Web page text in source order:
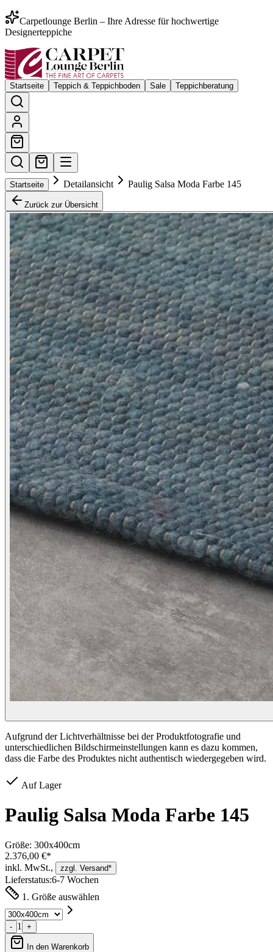
Carpetlounge Berlin – Ihre Adresse für hochwertige
Designerteppiche
Startseite Teppich & Teppichboden Sale Teppichberatung
Startseite Detailansicht Paulig Salsa Moda Farbe 145
Zurück zur Übersicht
Aufgrund der Lichtverhältnisse bei der Produktfotografie und
unterschiedlichen Bildschirmeinstellungen kann es dazu kommen,
dass die Farbe des Produktes nicht authentisch wiedergegeben wird.
Auf Lager
Paulig Salsa Moda Farbe 145
Größe: 300x400cm
2.376,00 €*
inkl. MwSt.,
zzgl. Versand*
Lieferstatus:6-7 Wochen
1. Größe auswählen
- 1 +
In den Warenkorb